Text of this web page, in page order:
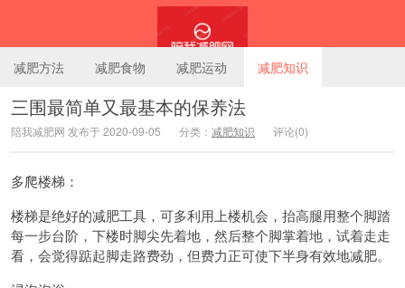
陪我减肥网
减肥方法 减肥食物 减肥运动 减肥知识
三围最简单又最基本的保养法
陪我减肥网 发布于 2020-09-05 分类： 减肥知识 评论(0)
多爬楼梯：
楼梯是绝好的减肥工具，可多利用上楼机会，抬高腿用整个脚踏
每一步台阶，下楼时脚尖先着地，然后整个脚掌着地，试着走走
看，会觉得踮起脚走路费劲，但费力正可使下半身有效地减肥。